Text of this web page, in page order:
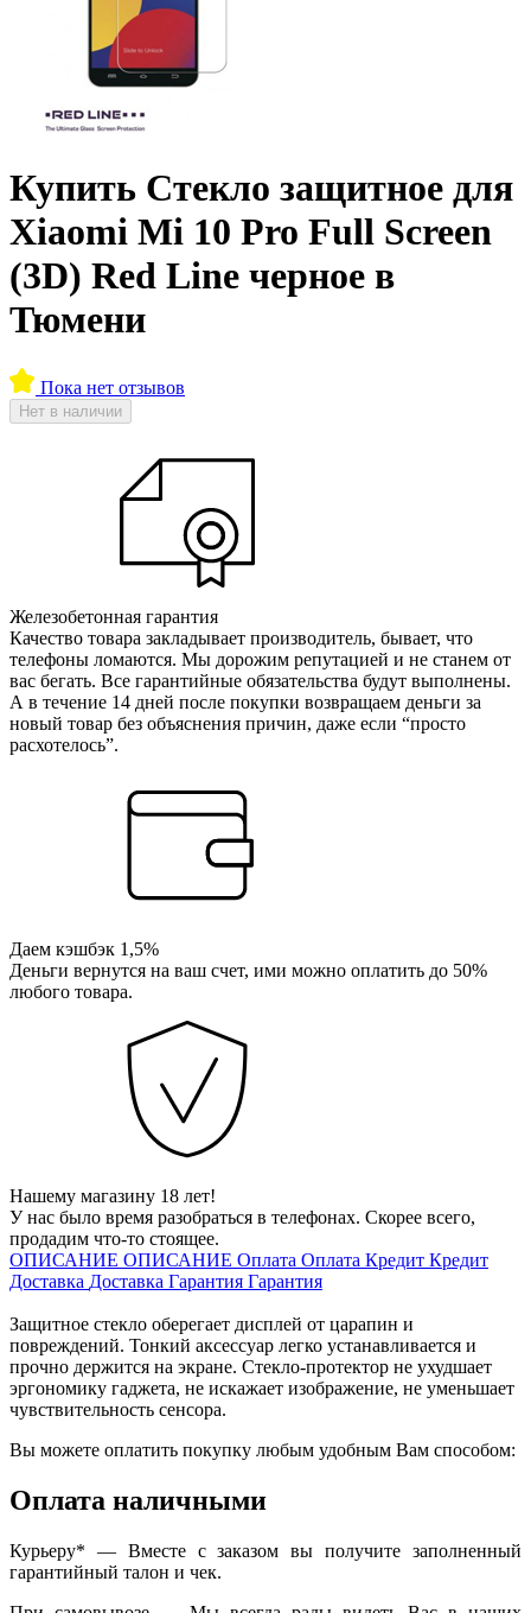
Купить Стекло защитное для
Xiaomi Mi 10 Pro Full Screen
(3D) Red Line черное в
Тюмени
Пока нет отзывов
Нет в наличии
Железобетонная гарантия
Качество товара закладывает производитель, бывает, что
телефоны ломаются. Мы дорожим репутацией и не станем от
вас бегать. Все гарантийные обязательства будут выполнены.
А в течение 14 дней после покупки возвращаем деньги за
новый товар без объяснения причин, даже если “просто
расхотелось”.
Даем кэшбэк 1,5%
Деньги вернутся на ваш счет, ими можно оплатить до 50%
любого товара.
Нашему магазину 18 лет!
У нас было время разобраться в телефонах. Скорее всего,
продадим что-то стоящее.
ОПИСАНИЕ ОПИСАНИЕ Оплата Оплата Кредит Кредит
Доставка Доставка Гарантия Гарантия
Защитное стекло оберегает дисплей от царапин и
повреждений. Тонкий аксессуар легко устанавливается и
прочно держится на экране. Стекло-протектор не ухудшает
эргономику гаджета, не искажает изображение, не уменьшает
чувствительность сенсора.
Вы можете оплатить покупку любым удобным Вам способом:
Оплата наличными
Курьеру* — Вместе с заказом вы получите заполненный
гарантийный талон и чек.